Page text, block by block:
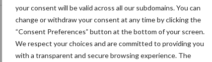
your consent will be valid across all our subdomains. You can
change or withdraw your consent at any time by clicking the
“Consent Preferences” button at the bottom of your screen.
We respect your choices and are committed to providing you
with a transparent and secure browsing experience. The
Onze brandpartners